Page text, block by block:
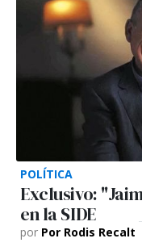
POLÍTICA
Exclusivo:
en la SIDE
por Por Rodis Recalt